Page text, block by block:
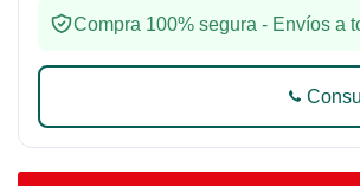
Compra 100% segura - Envíos a